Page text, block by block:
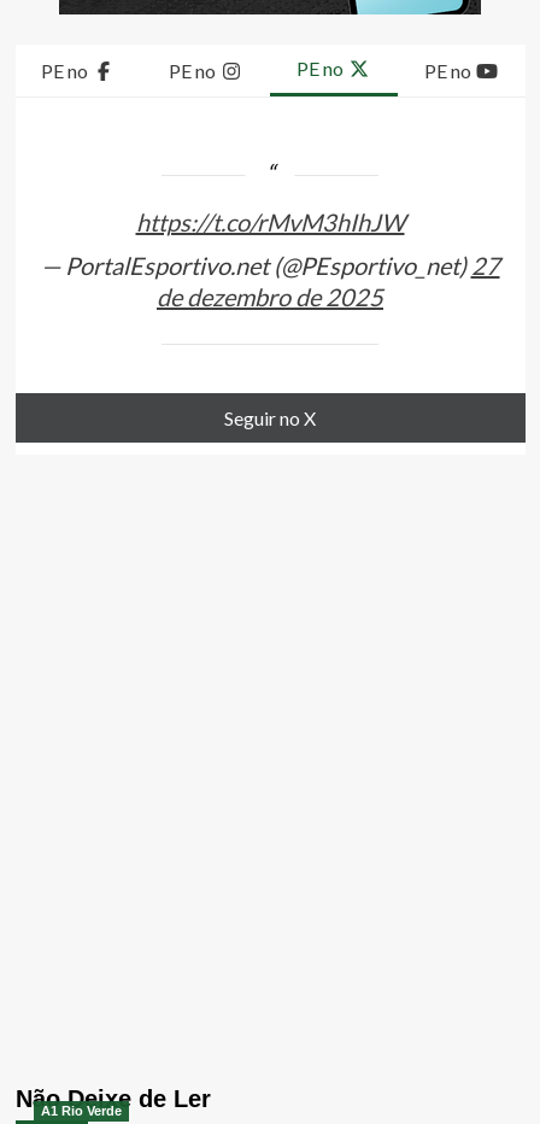
PE no PE no PE no PE no
https://t.co/rMvM3hIhJW
— PortalEsportivo.net (@PEsportivo_net)27
de dezembro de 2025
Seguir no X
Não Deixe de Ler
A1 Rio Verde